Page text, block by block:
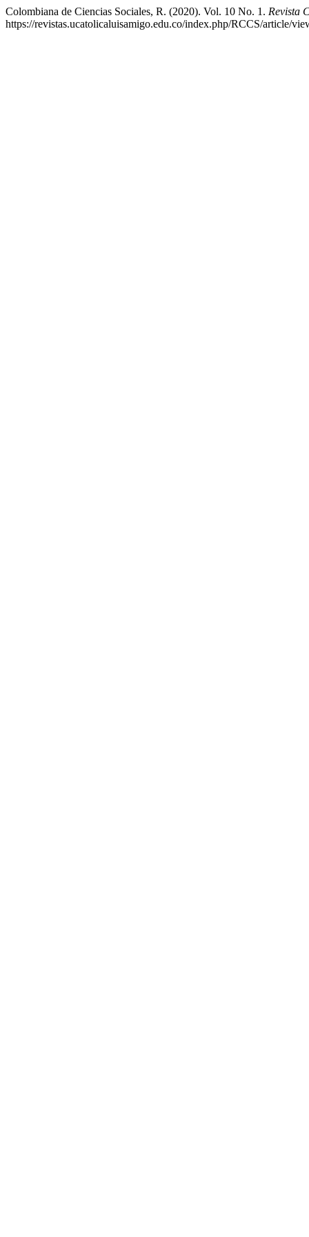
Colombiana de Ciencias Sociales, R. (2020). Vol. 10 No. 1. Revista
https://revistas.ucatolicaluisamigo.edu.co/index.php/RCCS/article/